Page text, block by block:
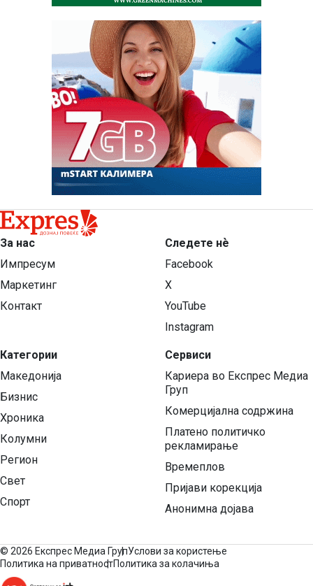
За нас
Импресум
Маркетинг
Контакт
Категории
Македонија
Бизнис
Хроника
Колумни
Регион
Свет
Спорт
Следете нѐ
Facebook
X
YouTube
Instagram
Сервиси
Кариера во Експрес Медиа
Груп
Комерцијална содржина
Платено политичко
рекламирање
Времеплов
Пријави корекција
Анонимна дојава
© 2026 Експрес Медиа ГрупУслови за користење
Политика на приватностПолитика за колачиња